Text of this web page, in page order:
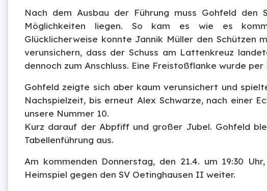
Nach dem Ausbau der Führung muss Gohfeld den
Möglichkeiten liegen. So kam es wie es
Glücklicherweise konnte Jannik Müller den Schützen
verunsichern, dass der Schuss am Lattenkreuz
dennoch zum Anschluss. Eine Freistoßflanke wurde
Gohfeld zeigte sich aber kaum verunsichert und
Nachspielzeit, bis erneut Alex Schwarze, nach einer
unsere Nummer 10.
Kurz darauf der Abpfiff und großer Jubel. Gohfeld
Tabellenführung aus.
Am kommenden Donnerstag, den 21.4. um 19:30
Heimspiel gegen den SV Oetinghausen II weiter.